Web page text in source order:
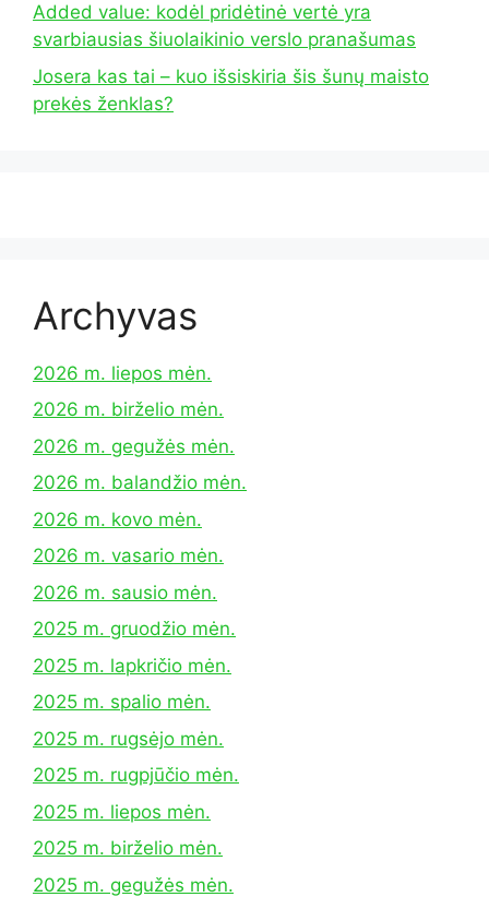
Added value: kodėl pridėtinė vertė yra
svarbiausias šiuolaikinio verslo pranašumas
Josera kas tai – kuo išsiskiria šis šunų maisto
prekės ženklas?
Archyvas
2026 m. liepos mėn.
2026 m. birželio mėn.
2026 m. gegužės mėn.
2026 m. balandžio mėn.
2026 m. kovo mėn.
2026 m. vasario mėn.
2026 m. sausio mėn.
2025 m. gruodžio mėn.
2025 m. lapkričio mėn.
2025 m. spalio mėn.
2025 m. rugsėjo mėn.
2025 m. rugpjūčio mėn.
2025 m. liepos mėn.
2025 m. birželio mėn.
2025 m. gegužės mėn.